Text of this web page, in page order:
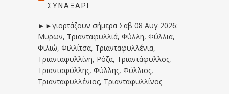
ΣΥΝΑΞΆΡΙ
►►γιορτάζουν σήμερα Σαβ 08 Αυγ 2026:
Μυρων, Τριανταφυλλιά, Φύλλη, Φύλλια,
Φιλιώ, Φιλλίτσα, Τριανταφυλλένια,
Τριανταφυλλίνη, Ρόζα, Τριαντάφυλλος,
Τριανταφύλλης, Φύλλης, Φύλλιος,
Τριανταφυλλένιος, Τριανταφυλλίνος